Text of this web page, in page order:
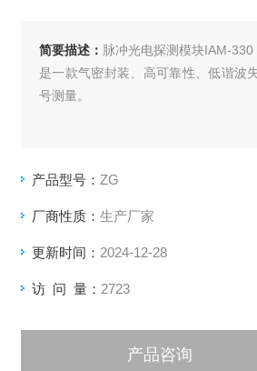
简要描述： 脉冲光电探测模块IAM-330
是一款气密封装、高可靠性、低谐波
号测量。
产品型号： ZG
厂商性质： 生产厂家
更新时间： 2024-12-28
访 问 量： 2723
产品咨询